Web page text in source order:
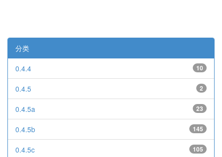
分类
10
0.4.4
2
0.4.5
23
0.4.5a
145
0.4.5b
105
0.4.5c